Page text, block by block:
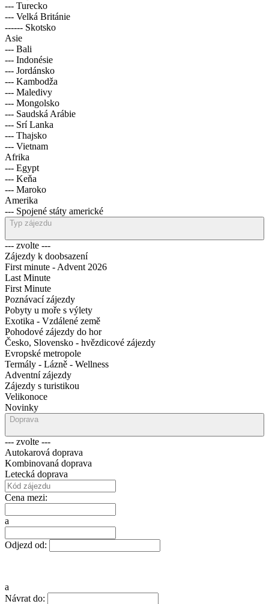
--- Turecko
--- Velká Británie
------ Skotsko
Asie
--- Bali
--- Indonésie
--- Jordánsko
--- Kambodža
--- Maledivy
--- Mongolsko
--- Saudská Arábie
--- Srí Lanka
--- Thajsko
--- Vietnam
Afrika
--- Egypt
--- Keňa
--- Maroko
Amerika
--- Spojené státy americké
Typ zájezdu
--- zvolte ---
Zájezdy k doobsazení
First minute - Advent 2026
Last Minute
First Minute
Poznávací zájezdy
Pobyty u moře s výlety
Exotika - Vzdálené země
Pohodové zájezdy do hor
Česko, Slovensko - hvězdicové zájezdy
Evropské metropole
Termály - Lázně - Wellness
Adventní zájezdy
Zájezdy s turistikou
Velikonoce
Novinky
Doprava
--- zvolte ---
Autokarová doprava
Kombinovaná doprava
Letecká doprava
Cena mezi:
a
Odjezd od:
a
Návrat do: